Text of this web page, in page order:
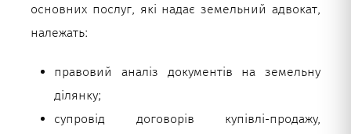
основних послуг, які надає земельний адвокат,
належать:
правовий аналіз документів на земельну
ділянку;
супровід договорів купівлі-продажу,